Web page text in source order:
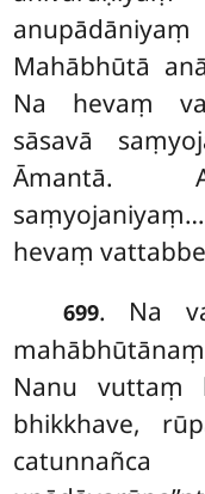
Mahābhūtā
Na hevaṃ
sāsavā
Āmantā.
hevaṃ
699. Na
Nanu vuttaṃ
bhikkhave,